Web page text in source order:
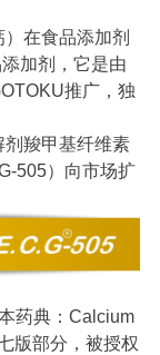
）在食品添加剂
加剂，它是由
推广，独
剂羧甲基纤维素
505）向市场扩
药典： Calcium
版部分，被授权